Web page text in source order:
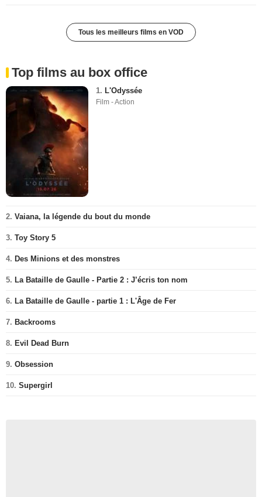
Tous les meilleurs films en VOD
Top films au box office
1. L'Odyssée
Film - Action
2. Vaiana, la légende du bout du monde
3. Toy Story 5
4. Des Minions et des monstres
5. La Bataille de Gaulle - Partie 2 : J’écris ton nom
6. La Bataille de Gaulle - partie 1 : L'Âge de Fer
7. Backrooms
8. Evil Dead Burn
9. Obsession
10. Supergirl